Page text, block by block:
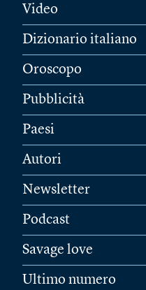
Video
Dizionario italiano
Oroscopo
Pubblicità
Paesi
Autori
Newsletter
Podcast
Savage love
Ultimo numero